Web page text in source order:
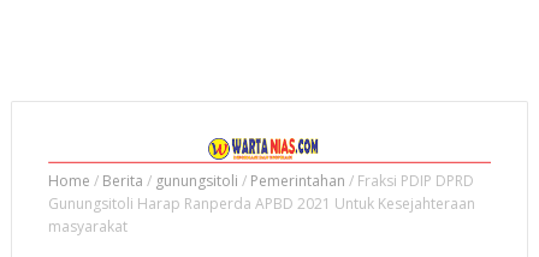
Home / Berita / gunungsitoli / Pemerintahan / Fraksi PDIP DPRD
Gunungsitoli Harap Ranperda APBD 2021 Untuk Kesejahteraan
masyarakat